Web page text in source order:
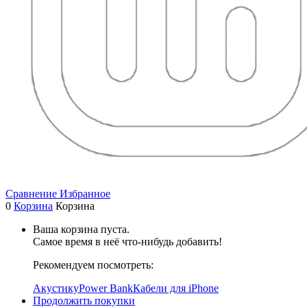
Сравнение Избранное
0 Корзина Корзина
Ваша корзина пуста.
Самое время в неё что-нибудь добавить!
Рекомендуем посмотреть:
АкустикуPower BankКабели для iPhone
Продолжить покупки